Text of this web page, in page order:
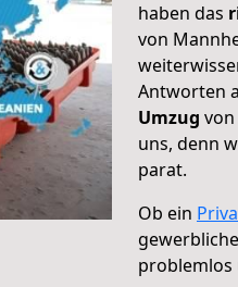
haben das
von
Antworten
Umzug von
uns, denn
parat.
Ob ein
problemlos